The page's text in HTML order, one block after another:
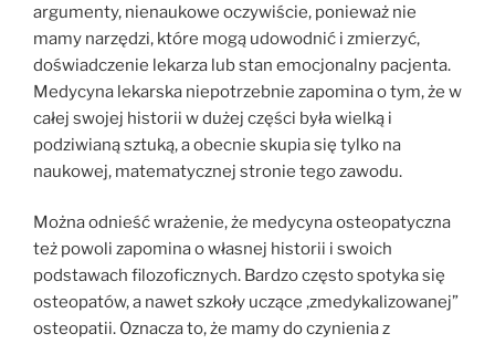
argumenty, nienaukowe oczywiście, ponieważ nie
mamy narzędzi, które mogą udowodnić i zmierzyć,
doświadczenie lekarza lub stan emocjonalny pacjenta.
Medycyna lekarska niepotrzebnie zapomina o tym, że w
całej swojej historii w dużej części była wielką i
podziwianą sztuką, a obecnie skupia się tylko na
naukowej, matematycznej stronie tego zawodu.
Można odnieść wrażenie, że medycyna osteopatyczna
też powoli zapomina o własnej historii i swoich
podstawach filozoficznych. Bardzo często spotyka się
osteopatów, a nawet szkoły uczące ‚zmedykalizowanej”
osteopatii. Oznacza to, że mamy do czynienia z